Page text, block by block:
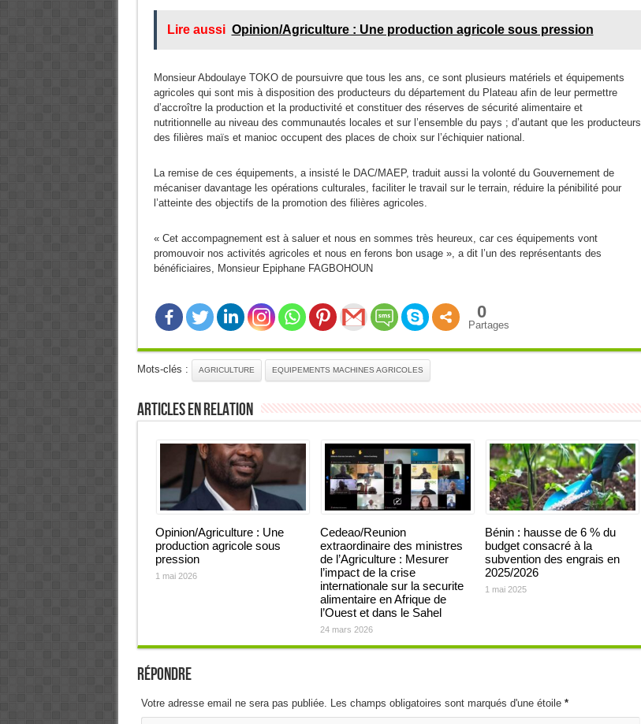
Lire aussi Opinion/Agriculture : Une production agricole sous pression
Monsieur Abdoulaye TOKO de poursuivre que tous les ans, ce sont plusieurs matériels et équipements
agricoles qui sont mis à disposition des producteurs du département du Plateau afin de leur permettre
d’accroître la production et la productivité et constituer des réserves de sécurité alimentaire et
nutritionnelle au niveau des communautés locales et sur l’ensemble du pays ; d’autant que les producteurs
des filières maïs et manioc occupent des places de choix sur l’échiquier national.
La remise de ces équipements, a insisté le DAC/MAEP, traduit aussi la volonté du Gouvernement de
mécaniser davantage les opérations culturales, faciliter le travail sur le terrain, réduire la pénibilité pour
l’atteinte des objectifs de la promotion des filières agricoles.
« Cet accompagnement est à saluer et nous en sommes très heureux, car ces équipements vont
promouvoir nos activités agricoles et nous en ferons bon usage », a dit l’un des représentants des
bénéficiaires, Monsieur Epiphane FAGBOHOUN
0
Partages
Mots-clés : AGRICULTURE EQUIPEMENTS MACHINES AGRICOLES
Articles en relation
Opinion/Agriculture : Une
production agricole sous
pression
1 mai 2026
Cedeao/Reunion
extraordinaire des ministres
de l’Agriculture : Mesurer
l’impact de la crise
internationale sur la securite
alimentaire en Afrique de
l’Ouest et dans le Sahel
24 mars 2026
Bénin : hausse de 6 % du
budget consacré à la
subvention des engrais en
2025/2026
1 mai 2025
Répondre
Votre adresse email ne sera pas publiée. Les champs obligatoires sont marqués d'une étoile *